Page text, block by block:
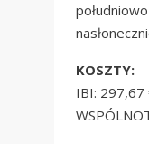
KOSZTY:
IBI: 297,67